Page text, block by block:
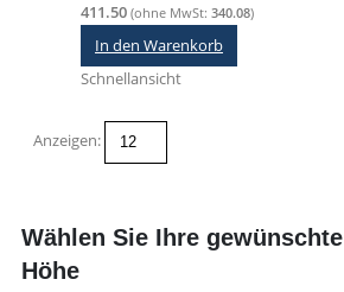
411.50 (ohne MwSt: 340.08)
In den Warenkorb
Schnellansicht
Anzeigen:
Wählen Sie Ihre gewünschte
Höhe